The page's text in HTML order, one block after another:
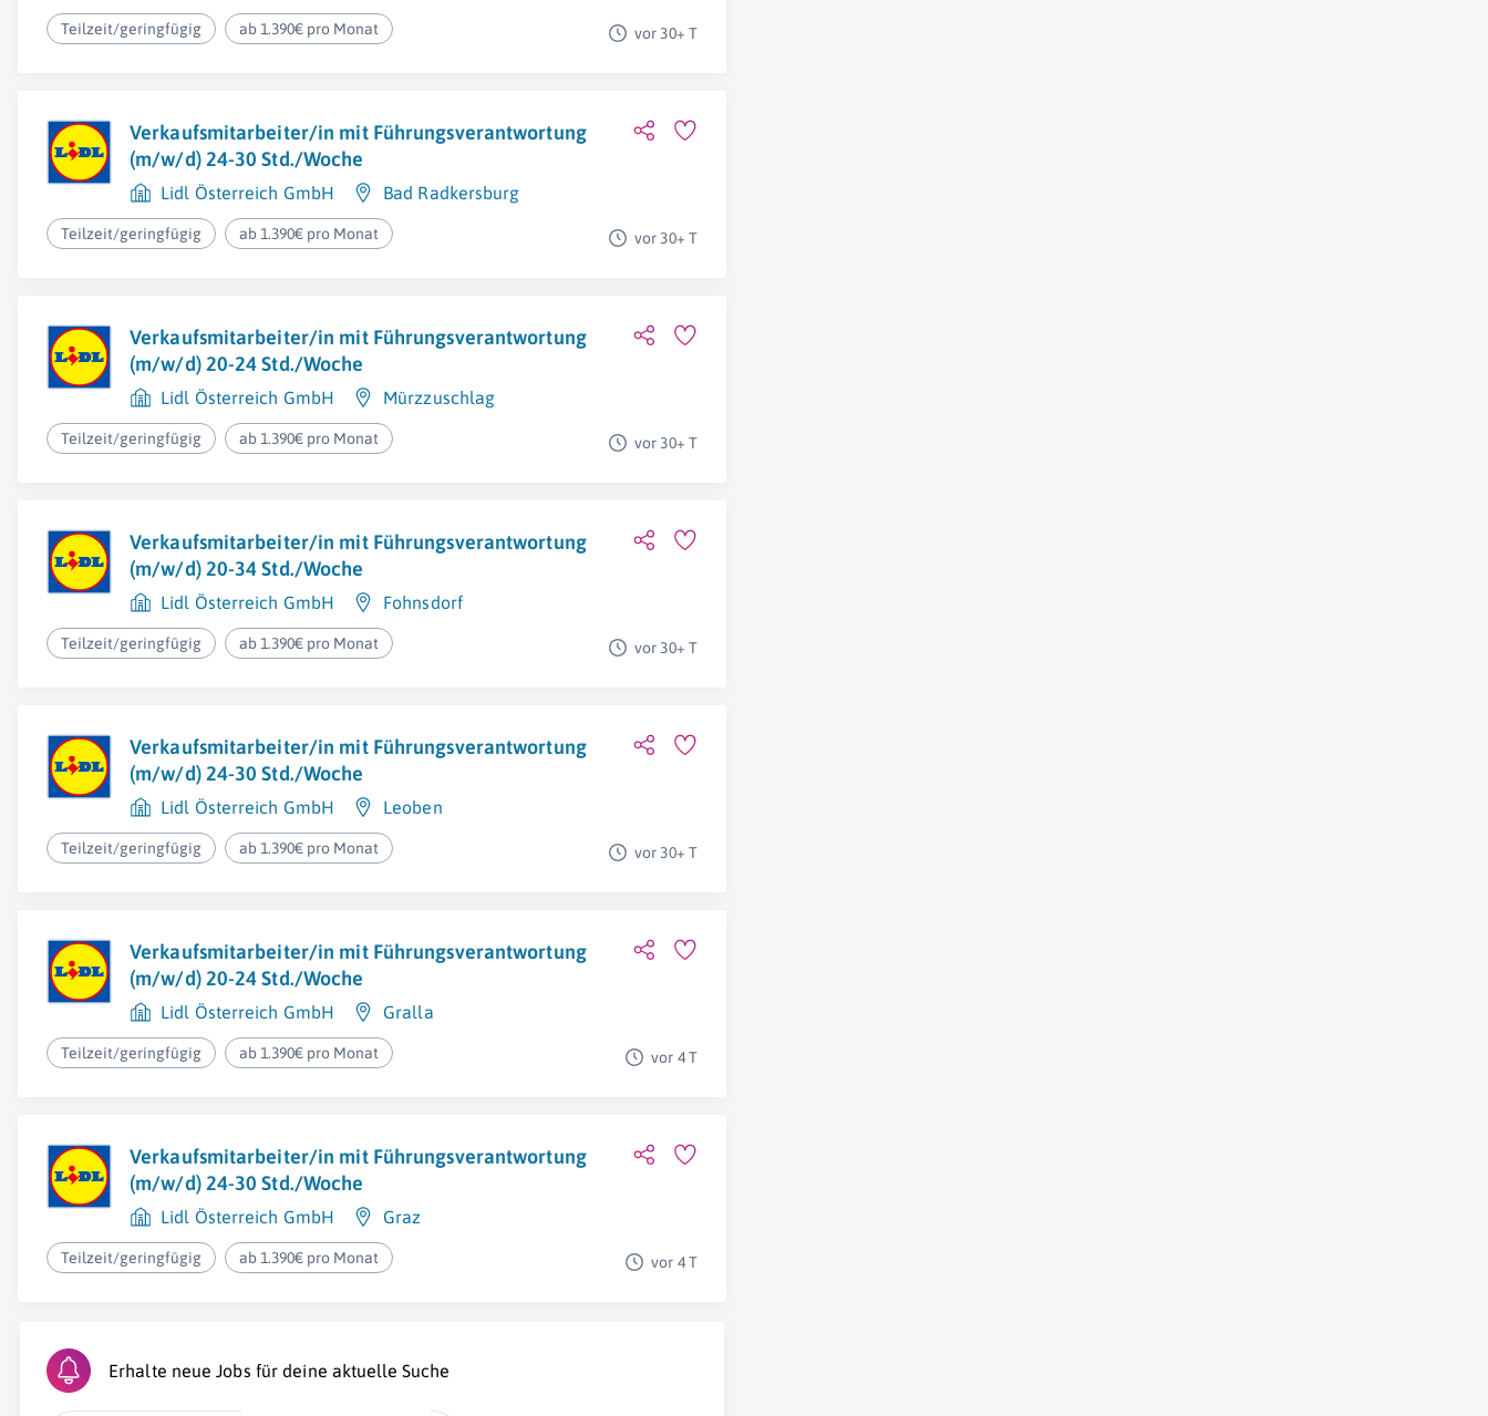
Teilzeit/geringfügig ab 1.390€ pro Monat vor 30+ T
Verkaufsmitarbeiter/in mit Führungsverantwortung
(m/w/d) 24-30 Std./Woche
Lidl Österreich GmbH Bad Radkersburg
Teilzeit/geringfügig ab 1.390€ pro Monat vor 30+ T
Verkaufsmitarbeiter/in mit Führungsverantwortung
(m/w/d) 20-24 Std./Woche
Lidl Österreich GmbH Mürzzuschlag
Teilzeit/geringfügig ab 1.390€ pro Monat vor 30+ T
Verkaufsmitarbeiter/in mit Führungsverantwortung
(m/w/d) 20-34 Std./Woche
Lidl Österreich GmbH Fohnsdorf
Teilzeit/geringfügig ab 1.390€ pro Monat vor 30+ T
Verkaufsmitarbeiter/in mit Führungsverantwortung
(m/w/d) 24-30 Std./Woche
Lidl Österreich GmbH Leoben
Teilzeit/geringfügig ab 1.390€ pro Monat vor 30+ T
Verkaufsmitarbeiter/in mit Führungsverantwortung
(m/w/d) 20-24 Std./Woche
Lidl Österreich GmbH Gralla
Teilzeit/geringfügig ab 1.390€ pro Monat vor 4 T
Verkaufsmitarbeiter/in mit Führungsverantwortung
(m/w/d) 24-30 Std./Woche
Lidl Österreich GmbH Graz
Teilzeit/geringfügig ab 1.390€ pro Monat vor 4 T
Erhalte neue Jobs für deine aktuelle Suche